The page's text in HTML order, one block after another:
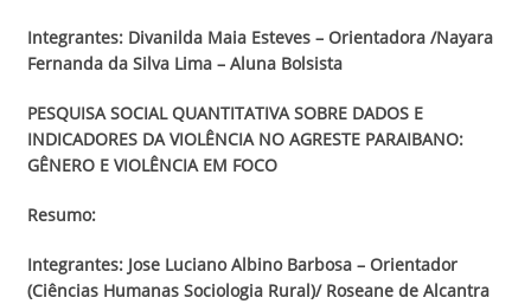
Integrantes: Divanilda Maia Esteves – Orientadora /Nayara
Fernanda da Silva Lima – Aluna Bolsista
PESQUISA SOCIAL QUANTITATIVA SOBRE DADOS E
INDICADORES DA VIOLÊNCIA NO AGRESTE PARAIBANO:
GÊNERO E VIOLÊNCIA EM FOCO
Resumo:
Integrantes: Jose Luciano Albino Barbosa – Orientador
(Ciências Humanas Sociologia Rural)/ Roseane de Alcantra